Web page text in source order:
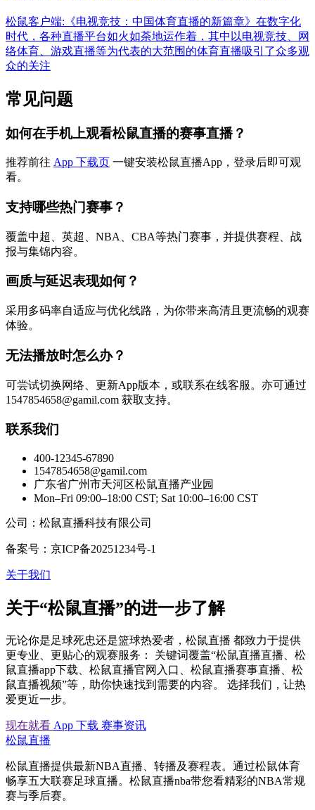
松鼠客户端:《电视竞技：中国体育直播的新篇章》在数字化
时代，各种直播平台如火如荼地运作着，其中以电视竞技、网
络体育、游戏直播等为代表的大范围的体育直播吸引了众多观
众的关注
常见问题
如何在手机上观看松鼠直播的赛事直播？
推荐前往 App 下载页 一键安装松鼠直播App，登录后即可观
看。
支持哪些热门赛事？
覆盖中超、英超、NBA、CBA等热门赛事，并提供赛程、战
报与集锦内容。
画质与延迟表现如何？
采用多码率自适应与优化线路，为你带来高清且更流畅的观赛
体验。
无法播放时怎么办？
可尝试切换网络、更新App版本，或联系在线客服。亦可通过
1547854658@gamil.com 获取支持。
联系我们
400-12345-67890
1547854658@gamil.com
广东省广州市天河区松鼠直播产业园
Mon–Fri 09:00–18:00 CST; Sat 10:00–16:00 CST
公司：松鼠直播科技有限公司
备案号：京ICP备20251234号-1
关于我们
关于“松鼠直播”的进一步了解
无论你是足球死忠还是篮球热爱者，松鼠直播 都致力于提供
更专业、更贴心的观赛服务： 关键词覆盖“松鼠直播直播、松
鼠直播app下载、松鼠直播官网入口、松鼠直播赛事直播、松
鼠直播视频”等，助你快速找到需要的内容。 选择我们，让热
爱更近一步。
现在就看 App 下载 赛事资讯
松鼠直播
松鼠直播提供最新NBA直播、转播及赛程表。通过松鼠体育
畅享五大联赛足球直播。松鼠直播nba带您看精彩的NBA常规
赛与季后赛。